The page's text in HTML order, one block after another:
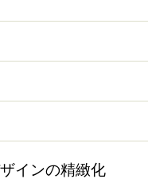
インの精緻化